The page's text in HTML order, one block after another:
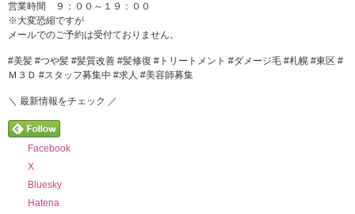
営業時間 ９：００～１９：００
※大変恐縮ですが
メールでのご予約は受付ておりません。
#美髪 #つや髪 #髪質改善 #髪修復 #トリートメント #ダメージ毛 #札幌 #東区 #
Ｍ３Ｄ #スタッフ募集中 #求人 #美容師募集
＼ 最新情報をチェック ／
Facebook
X
Bluesky
Hatena